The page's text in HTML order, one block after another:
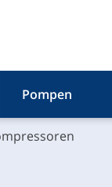
Pompen